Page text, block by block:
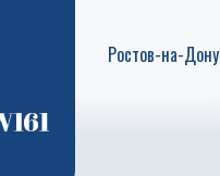
Ростов-на-Дону